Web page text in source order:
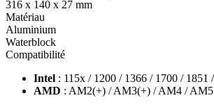
316 x 140 x 27 mm
Matériau
Aluminium
Waterblock
Compatibilité
Intel : 115x / 1200 / 1366 / 1700 / 1851
AMD : AM2(+) / AM3(+) / AM4 /